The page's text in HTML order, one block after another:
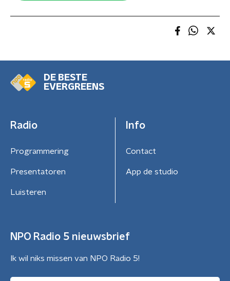
DE BESTE
EVERGREENS
Radio
Programmering
Presentatoren
Luisteren
Info
Contact
App de studio
NPO Radio 5 nieuwsbrief
Ik wil niks missen van NPO Radio 5!